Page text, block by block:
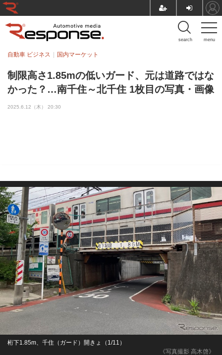
menu
search
制限高さ1.85mの低いガード、元は道路ではな
かった？…南千住～北千住 1枚目の写真・画像
自動車 ビジネス 国内マーケット
2025.6.12（木） 20:30
《写真撮影 高木啓》
桁下1.85m、千住（ガード）開きょ（1/11）